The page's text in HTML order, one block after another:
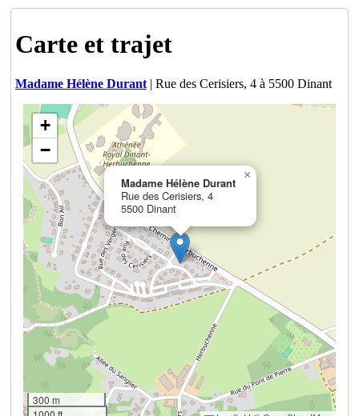
Carte et trajet
Madame Hélène Durant| Rue des Cerisiers, 4 à 5500 Dinant
Madame Hélène Durant
Rue des Cerisiers, 4
5500 Dinant
×
+
−
300 m